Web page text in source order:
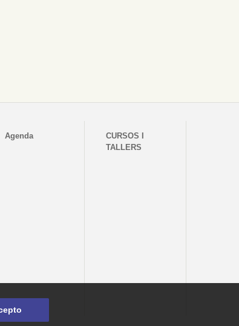
Agenda
CURSOS I
TALLERS